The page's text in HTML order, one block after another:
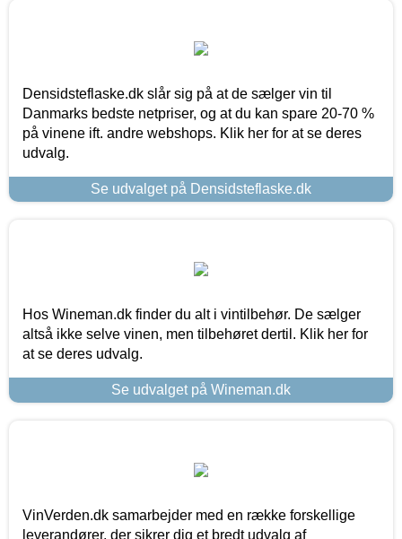
Densidsteflaske.dk slår sig på at de sælger vin til
Danmarks bedste netpriser, og at du kan spare 20-70 %
på vinene ift. andre webshops. Klik her for at se deres
udvalg.
Se udvalget på Densidsteflaske.dk
Hos Wineman.dk finder du alt i vintilbehør. De sælger
altså ikke selve vinen, men tilbehøret dertil. Klik her for
at se deres udvalg.
Se udvalget på Wineman.dk
VinVerden.dk samarbejder med en række forskellige
leverandører, der sikrer dig et bredt udvalg af